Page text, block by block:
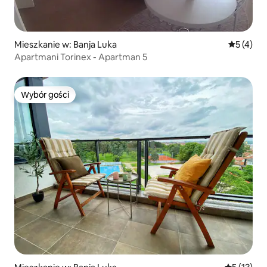
Mieszkanie w: Banja Luka Średnia
5 (4)
Apartmani Torinex - Apartman 5
Wybór gości
Wybór gości